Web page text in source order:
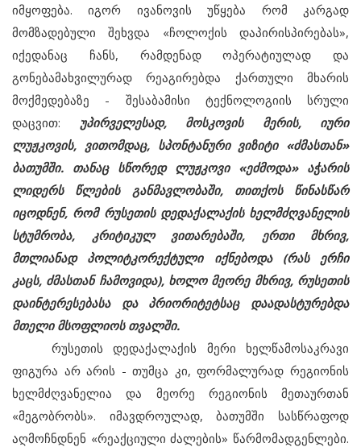
იმყოფება. იგორ ივანოვის უწყება რომ კარგად
მომზადებული შეხვდა «ჩოლოქის დაპირისპირებას»,
იქედანაც ჩანს, რამდენად ოპერატიულად და
გონებამახვილურად რეაგირებდა ქართული მხარის
მოქმედებაზე - შესაბამისი ტექნოლოგიის სრული
დაცვით: უპირველესად, მოსკოვის მერის, იური
ლუჟკოვის, ვითომდაც, სპონტანური ვიზიტი «ძმასთან»
ბათუმში. თანაც სწორედ ლუჟკოვი «ეძმოდა» აჭარის
ლიდერს წლების განმავლობაში, თითქოს წინასწარ
იცოდნენ, რომ რუსეთის დედაქალაქის ხელმძღვანელის
სტუმრობა, კრიტიკულ ვითარებაში, ერთი მხრივ,
მთლიანად პოლიტკორექტული იქნებოდა (რას ერჩი
კაცს, ძმასთან ჩამოვიდა), ხოლო მეორე მხრივ, რუსეთის
დაინტერესებასა და პრიორიტეტსაც დაადასტურებდა
მთელი მსოფლიოს თვალში.
რუსეთის დედაქალაქის მერი ხელწამოსაკრავი
ფიგურა არ არის - თუმცა კი, ფორმალურად რეგიონის
ხელმძღვანელია და მეორე რეგიონის მეთაურთან
«მეგობრობს». იმავდროულად, ბათუმში სასწრაფოდ
აღმოჩნდნენ «რეაქციული ძალების» წარმომადგენლები.